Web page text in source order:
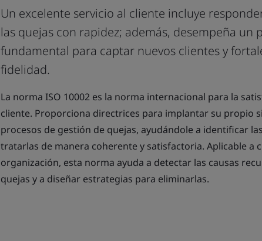
Un excelente servicio al cliente incluye
las quejas con rapidez; además, desempeña un
fundamental para captar nuevos clientes y
fidelidad.
La norma ISO 10002 es la norma internacional para la
cliente. Proporciona directrices para implantar su propio
procesos de gestión de quejas, ayudándole a identificar
tratarlas de manera coherente y satisfactoria. Aplicable a
organización, esta norma ayuda a detectar las causas
quejas y a diseñar estrategias para eliminarlas.